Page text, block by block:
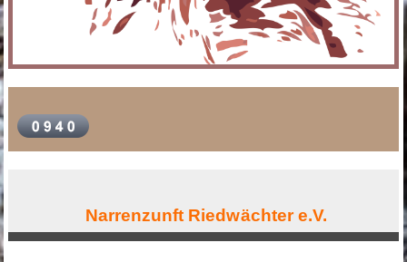
Narrenzunft Riedwächter e.V.